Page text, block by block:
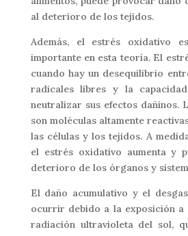
al deterioro de los tejidos.
Además, el estrés oxidativo
importante en esta teoría. El
cuando hay un desequilibrio
radicales libres y la
neutralizar sus efectos dañinos.
son moléculas altamente
las células y los tejidos. A
el estrés oxidativo aumenta y
deterioro de los órganos y
El daño acumulativo y el
ocurrir debido a la exposición a
radiación ultravioleta del sol,